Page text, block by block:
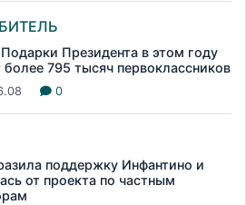
Президента в этом году
более 795 тысяч первоклассников
0
поддержку Инфантино и
от проекта по частным